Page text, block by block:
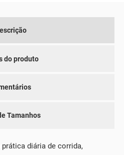
do produto
Tamanhos
diária de corrida,